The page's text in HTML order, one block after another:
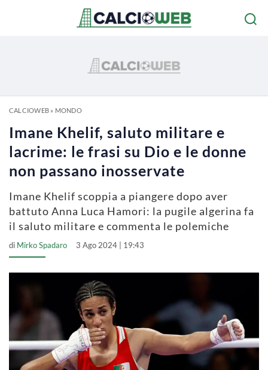
CALCIOWEB» MONDO
Imane Khelif, saluto militare e
lacrime: le frasi su Dio e le donne
non passano inosservate
Imane Khelif scoppia a piangere dopo aver
battuto Anna Luca Hamori: la pugile algerina fa
il saluto militare e commenta le polemiche
di Mirko Spadaro 3 Ago 2024 | 19:43